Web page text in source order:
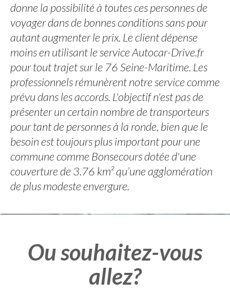
donne la possibilité à toutes ces personnes de
voyager dans de bonnes conditions sans pour
autant augmenter le prix. Le client dépense
moins en utilisant le service Autocar-Drive.fr
pour tout trajet sur le 76 Seine-Maritime. Les
professionnels rémunèrent notre service comme
prévu dans les accords. L'objectif n'est pas de
présenter un certain nombre de transporteurs
pour tant de personnes à la ronde, bien que le
besoin est toujours plus important pour une
commune comme Bonsecours dotée d'une
couverture de 3.76 km² qu’une agglomération
de plus modeste envergure.
Ou souhaitez-vous
allez?